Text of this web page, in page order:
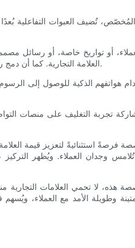
تُضيف العبوات التفاعلية
أو تواريخ خاصة، أو رسائل
العلامة التجارية. كما أن دمج رموز الاستجابة السريعة المرتبطة بالمحتوى الحصري، أو البرامج التعليمية، أو برامج الولاء، يُعزز التجارب المادية والرقمية للعلامة التجارية بفعالية.
تجربة التغليف على منصات
فرصةً استثنائيةً لتعزيز قيمة
وجدان العملاء. ويُظهر التركيز
هذه، لا تحمي العلامات التجارية
وطويلة الأمد مع العملاء،